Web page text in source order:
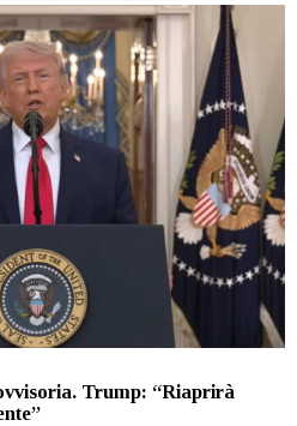
Trump: “Riaprirà